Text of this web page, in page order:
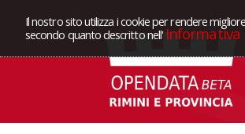
Il nostro sito utilizza i cookie per rendere
secondo quanto descritto nell' Informativa